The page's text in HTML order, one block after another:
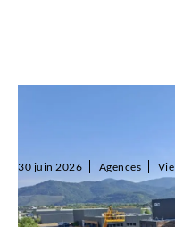
30 juin 2026 Agences
SALTI poursuit son
nouvelle agence, située au